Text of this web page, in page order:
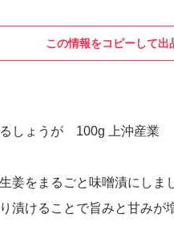
この情報をコピーして出
しょうが 100g 上沖産業
姜をまるごと味噌漬にしま
漬けることで旨みと甘みが